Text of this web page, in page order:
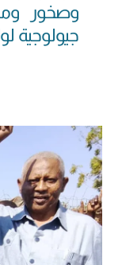
وصخور
جيولوجية